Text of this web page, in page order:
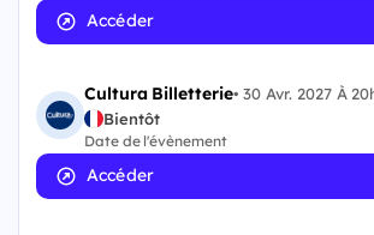
Accéder
Cultura Billetterie•30 Avr. 2027 À
Bientôt
Date de l'évènement
Accéder